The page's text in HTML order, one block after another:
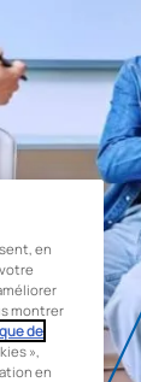
en
montrer
de
»,
en